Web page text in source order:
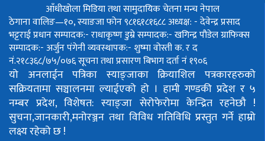
आँधीखोला मिडिया तथा सामुदायिक चेतना मन्च नेपाल
ठेगाना वालिङ—१०, स्याङजा फोन ९८१६१८१६८८अध्यक्ष: - देवेन्द्र प्रसाद
भट्टराईप्रधान सम्पादक:- राधाकृष्ण डुम्रेसम्पादक:- खगिन्द्र पौडेलग्राफिक्स
सम्पादक:- अर्जुन पंगेनीव्यवस्थापक:- शुष्मा वोस्तीक. र द
नं.२१८३६८/७५/०७६सूचना तथा प्रसारण बिभाग दर्ता नं १९०६
यो अनलाईन पत्रिका स्याङ्जाका क्रियाशिल पत्रकारहरुको
सक्रियतामा सञ्चालनमा ल्याईएको हो । हामी गण्डकी प्रदेश र ५
नम्बर प्रदेश, विशेषत: स्याङ्जा सेरोफेरोमा केन्द्रित रहनेछौ !
सुचना,जानकारी,मनोरञ्जन तथा विविध गतिविधि प्रस्तुत गर्ने हाम्रो
लक्ष्य रहेको छ !